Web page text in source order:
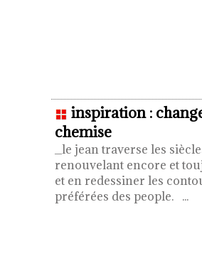
inspiration :
chemise
_le jean traverse les
renouvelant encore et
et en redessiner les
préférées des people. ...